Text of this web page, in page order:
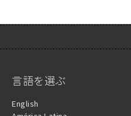
言語を選ぶ
English